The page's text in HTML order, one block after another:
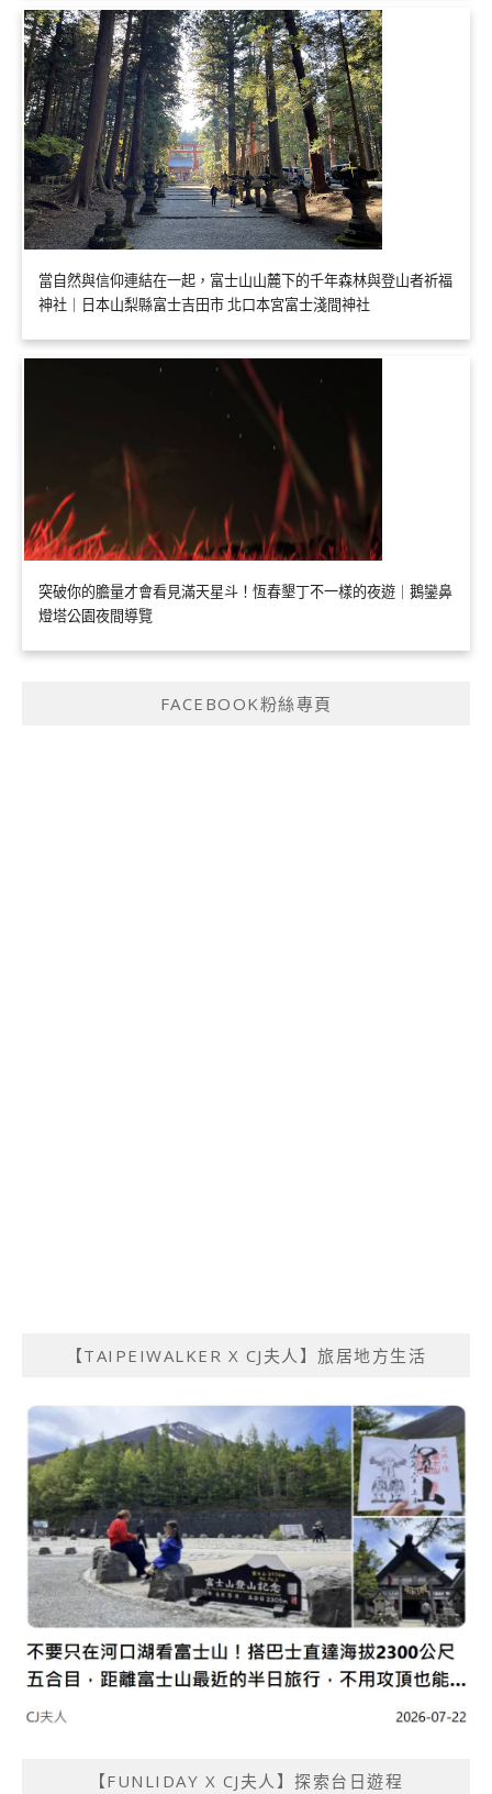
當自然與信仰連結在一起，富士山山麓下的千年森林與登山者祈福
神社｜日本山梨縣富士吉田市 北口本宮富士淺間神社
突破你的膽量才會看見滿天星斗！恆春墾丁不一樣的夜遊｜鵝鑾鼻
燈塔公園夜間導覽
FACEBOOK粉絲專頁
【TAIPEIWALKER X CJ夫人】旅居地方生活
【FUNLIDAY X CJ夫人】探索台日遊程